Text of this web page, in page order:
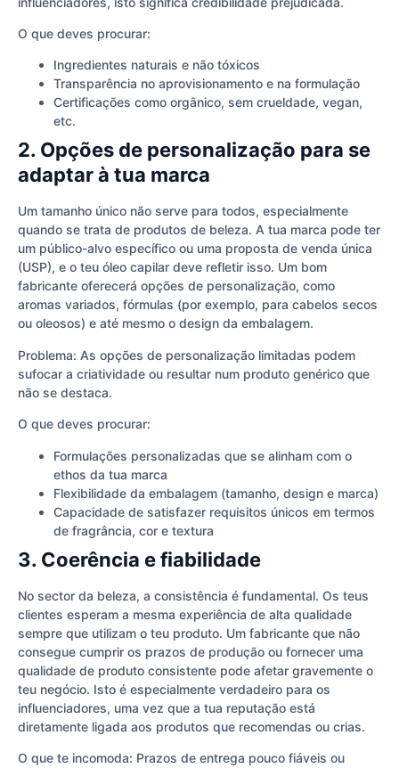
O que deves procurar:
Ingredientes naturais e não tóxicos
Transparência no aprovisionamento e na formulação
Certificações como orgânico, sem crueldade, vegan,
etc.
2. Opções de personalização para se
adaptar à tua marca
Um tamanho único não serve para todos, especialmente
quando se trata de produtos de beleza. A tua marca pode ter
um público-alvo específico ou uma proposta de venda única
(USP), e o teu óleo capilar deve refletir isso. Um bom
fabricante oferecerá opções de personalização, como
aromas variados, fórmulas (por exemplo, para cabelos secos
ou oleosos) e até mesmo o design da embalagem.
Problema: As opções de personalização limitadas podem
sufocar a criatividade ou resultar num produto genérico que
não se destaca.
O que deves procurar:
Formulações personalizadas que se alinham com o
ethos da tua marca
Flexibilidade da embalagem (tamanho, design e marca)
Capacidade de satisfazer requisitos únicos em termos
de fragrância, cor e textura
3. Coerência e fiabilidade
No sector da beleza, a consistência é fundamental. Os teus
clientes esperam a mesma experiência de alta qualidade
sempre que utilizam o teu produto. Um fabricante que não
consegue cumprir os prazos de produção ou fornecer uma
qualidade de produto consistente pode afetar gravemente o
teu negócio. Isto é especialmente verdadeiro para os
influenciadores, uma vez que a tua reputação está
diretamente ligada aos produtos que recomendas ou crias.
O que te incomoda: Prazos de entrega pouco fiáveis ou